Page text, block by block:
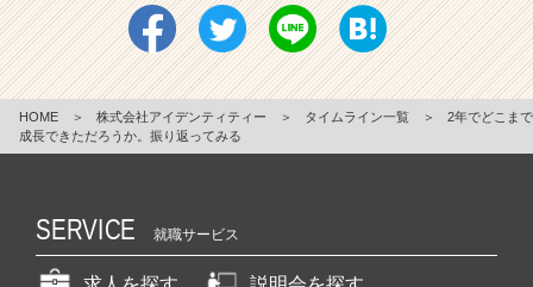
HOME ＞ 株式会社アイデンティティー ＞ タイムライン一覧 ＞
2年でどこまで
成長できただろうか。振り返ってみる
SERVICE 就職サービス